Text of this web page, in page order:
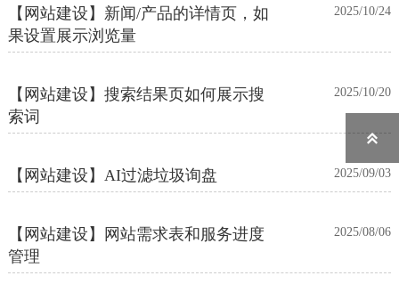
【网站建设】新闻/产品的详情页，如
果设置展示浏览量
2025/10/24
【网站建设】搜索结果页如何展示搜
索词
2025/10/20
【网站建设】AI过滤垃圾询盘 2025/09/03
【网站建设】网站需求表和服务进度
管理
2025/08/06
